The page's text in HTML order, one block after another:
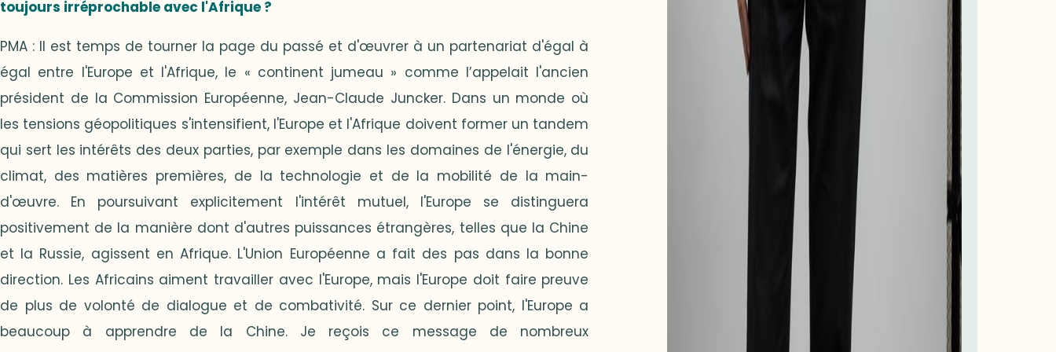
toujours irréprochable avec l'Afrique ?
PMA : Il est temps de tourner la page du passé et d'œuvrer à un partenariat d'égal à
égal entre l'Europe et l'Afrique, le « continent jumeau » comme l’appelait l'ancien
président de la Commission Européenne, Jean-Claude Juncker. Dans un monde où
les tensions géopolitiques s'intensifient, l'Europe et l'Afrique doivent former un tandem
qui sert les intérêts des deux parties, par exemple dans les domaines de l'énergie, du
climat, des matières premières, de la technologie et de la mobilité de la main-
d'œuvre. En poursuivant explicitement l'intérêt mutuel, l'Europe se distinguera
positivement de la manière dont d'autres puissances étrangères, telles que la Chine
et la Russie, agissent en Afrique. L'Union Européenne a fait des pas dans la bonne
direction. Les Africains aiment travailler avec l'Europe, mais l'Europe doit faire preuve
de plus de volonté de dialogue et de combativité. Sur ce dernier point, l'Europe a
beaucoup à apprendre de la Chine. Je reçois ce message de nombreux